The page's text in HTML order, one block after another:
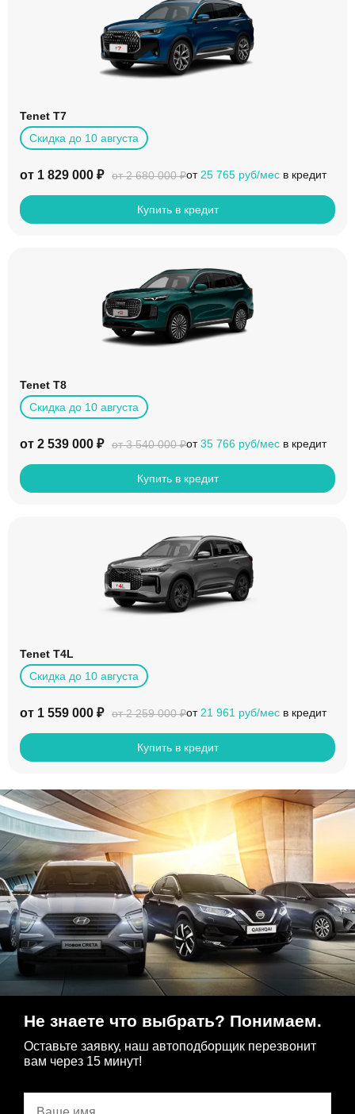
Tenet T7
Скидка до 10 августа
от 1 829 000 ₽ от 2 680 000 ₽от25 765 руб/мес в кредит
Купить в кредит
Tenet T8
Скидка до 10 августа
от 2 539 000 ₽ от 3 540 000 ₽от35 766 руб/мес в кредит
Купить в кредит
Tenet T4L
Скидка до 10 августа
от 1 559 000 ₽ от 2 259 000 ₽от21 961 руб/мес в кредит
Купить в кредит
Не знаете что выбрать? Понимаем.
Оставьте заявку, наш автоподборщик перезвонит
вам через 15 минут!